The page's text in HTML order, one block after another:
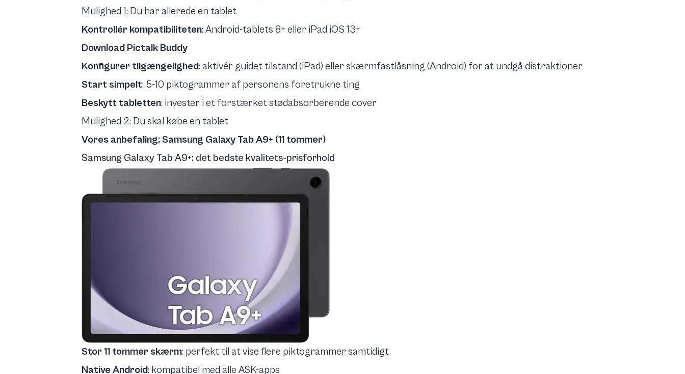
Mulighed 1: Du har allerede en tablet
Kontrollér kompatibiliteten: Android-tablets 8+ eller iPad iOS 13+
Download Pictalk Buddy
Konfigurer tilgængelighed: aktivér guidet tilstand (iPad) eller skærmfastlåsning (Android) for at undgå distraktioner
Start simpelt: 5-10 piktogrammer af personens foretrukne ting
Beskytt tabletten: invester i et forstærket stødabsorberende cover
Mulighed 2: Du skal købe en tablet
Vores anbefaling: Samsung Galaxy Tab A9+ (11 tommer)
Samsung Galaxy Tab A9+: det bedste kvalitets-prisforhold
Stor 11 tommer skærm: perfekt til at vise flere piktogrammer samtidigt
Native Android: kompatibel med alle ASK-apps